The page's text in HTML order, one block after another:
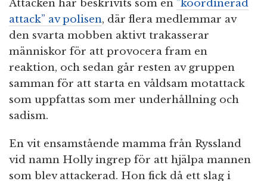
Attacken har beskrivits som en ”koordinerad
attack” av polisen, där flera medlemmar av
den svarta mobben aktivt trakasserar
människor för att provocera fram en
reaktion, och sedan går resten av gruppen
samman för att starta en våldsam motattack
som uppfattas som mer underhållning och
sadism.
En vit ensamstående mamma från Ryssland
vid namn Holly ingrep för att hjälpa mannen
som blev attackerad. Hon fick då ett slag i